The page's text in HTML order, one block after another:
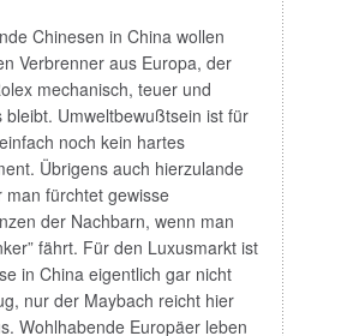
Chinesen in China wollen
Verbrenner aus Europa, der
mechanisch, teuer und
bleibt. Umweltbewußtsein ist für
noch kein hartes
Übrigens auch hierzulande
man fürchtet gewisse
der Nachbarn, wenn man
fährt. Für den Luxusmarkt ist
in China eigentlich gar nicht
nur der Maybach reicht hier
Wohlhabende Europäer leben